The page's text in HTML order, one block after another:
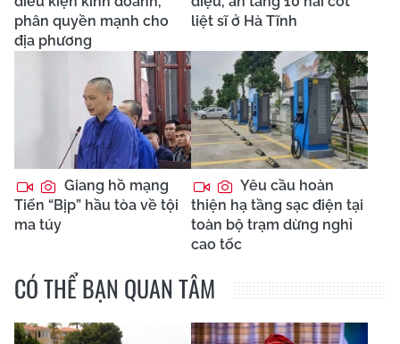
phân quyền mạnh cho
địa phương
liệt sĩ ở Hà Tĩnh
Giang hồ mạng
Tiến “Bịp” hầu tòa về tội
ma túy
Yêu cầu hoàn
thiện hạ tầng sạc điện tại
toàn bộ trạm dừng nghỉ
cao tốc
CÓ THỂ BẠN QUAN TÂM